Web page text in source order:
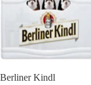
Berliner Kindl